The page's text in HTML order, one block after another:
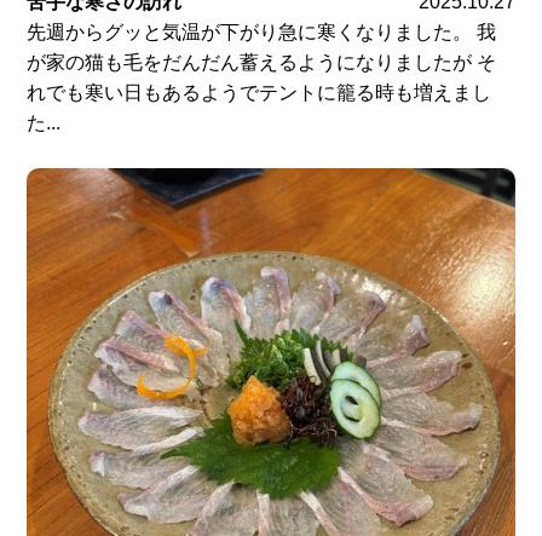
先週からグッと気温が下がり急に寒くなりました。 我
が家の猫も毛をだんだん蓄えるようになりましたが そ
れでも寒い日もあるようでテントに籠る時も増えまし
た...